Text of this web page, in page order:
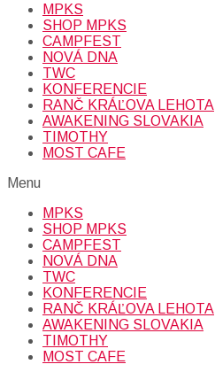
MPKS
SHOP MPKS
CAMPFEST
NOVÁ DNA
TWC
KONFERENCIE
RANČ KRÁĽOVA LEHOTA
AWAKENING SLOVAKIA
TIMOTHY
MOST CAFE
Menu
MPKS
SHOP MPKS
CAMPFEST
NOVÁ DNA
TWC
KONFERENCIE
RANČ KRÁĽOVA LEHOTA
AWAKENING SLOVAKIA
TIMOTHY
MOST CAFE